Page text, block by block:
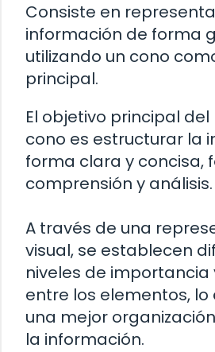
Consiste en
información de forma
utilizando un cono
principal.
El objetivo principal
cono es estructurar la
forma clara y concisa,
comprensión y análisis.
A través de una
visual, se establecen
niveles de importancia
entre los elementos,
una mejor
la información.